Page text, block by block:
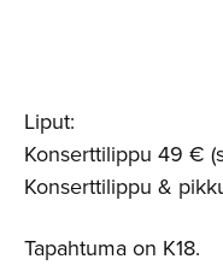
Liput:
Konserttilippu 49 €
Konserttilippu &
Tapahtuma on K18.